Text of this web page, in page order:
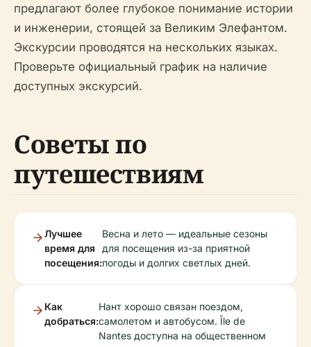
предлагают более глубокое понимание истории
и инженерии, стоящей за Великим Элефантом.
Экскурсии проводятся на нескольких языках.
Проверьте официальный график на наличие
доступных экскурсий.
Советы по
путешествиям
Лучшее
время для
посещения:
Весна и лето — идеальные сезоны
для посещения из-за приятной
погоды и долгих светлых дней.
Как
добраться:
Нант хорошо связан поездом,
самолетом и автобусом. Île de
Nantes доступна на общественном